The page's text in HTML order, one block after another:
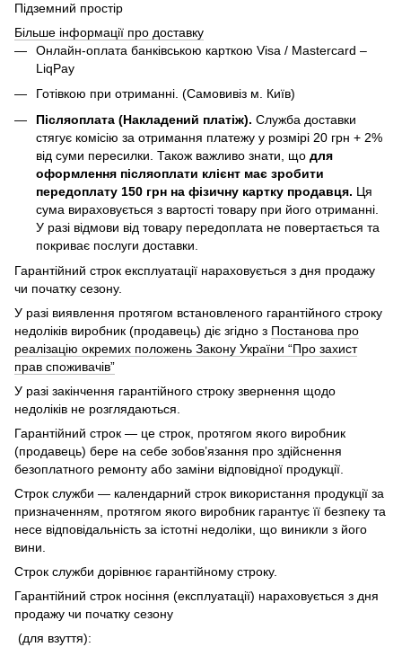
Підземний простір
Більше інформації про доставку
Онлайн-оплата банківською карткою Visa / Mastercard –
LiqPay
Готівкою при отриманні. (Самовивіз м. Київ)
Післяоплата (Накладений платіж). Служба доставки
стягує комісію за отримання платежу у розмірі 20 грн + 2%
від суми пересилки. Також важливо знати, що для
оформлення післяоплати клієнт має зробити
передоплату 150 грн на фізичну картку продавця. Ця
сума вираховується з вартості товару при його отриманні.
У разі відмови від товару передоплата не повертається та
покриває послуги доставки.
Гарантійний строк експлуатації нараховується з дня продажу
чи початку сезону.
У разі виявлення протягом встановленого гарантійного строку
недоліків виробник (продавець) діє згідно з Постанова про
реалізацію окремих положень Закону України “Про захист
прав споживачів”
У разі закінчення гарантійного строку звернення щодо
недоліків не розглядаються.
Гарантійний строк — це строк, протягом якого виробник
(продавець) бере на себе зобов’язання про здійснення
безоплатного ремонту або заміни відповідної продукції.
Строк служби — календарний строк використання продукції за
призначенням, протягом якого виробник гарантує її безпеку та
несе відповідальність за істотні недоліки, що виникли з його
вини.
Строк служби дорівнює гарантійному строку.
Гарантійний строк носіння (експлуатації) нараховується з дня
продажу чи початку сезону
(для взуття):